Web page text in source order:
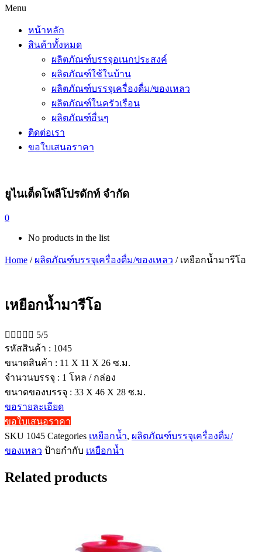
Menu
หน้าหลัก
สินค้าทั้งหมด
ผลิตภัณฑ์บรรจุอเนกประสงค์
ผลิตภัณฑ์ใช้ในบ้าน
ผลิตภัณฑ์บรรจุเครื่องดื่ม/ของเหลว
ผลิตภัณฑ์ในครัวเรือน
ผลิตภัณฑ์อื่นๆ
ติดต่อเรา
ขอใบเสนอราคา
ยูไนเต็ดโพลีโปรดักท์ จำกัด
0
No products in the list
Home / ผลิตภัณฑ์บรรจุเครื่องดื่ม/ของเหลว / เหยือกน้ำมารีโอ
เหยือกน้ำมารีโอ
     5/5
รหัสสินค้า : 1045
ขนาดสินค้า : 11 X 11 X 26 ซ.ม.
จำนวนบรรจุ : 1 โหล / กล่อง
ขนาดของบรรจุ : 33 X 46 X 28 ซ.ม.
ขอรายละเอียด
ขอใบเสนอราคา
SKU 1045 Categories เหยือกน้ำ, ผลิตภัณฑ์บรรจุเครื่องดื่ม/
ของเหลว ป้ายกำกับ เหยือกน้ำ
Related products